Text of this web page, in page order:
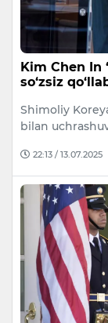
Kim Chen In
so‘zsiz
Shimoliy
bilan
22:13 / 13.07.2025